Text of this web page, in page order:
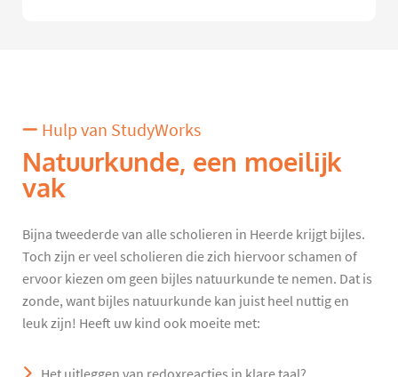
Hulp van StudyWorks
Natuurkunde, een moeilijk
vak
Bijna tweederde van alle scholieren in Heerde krijgt bijles.
Toch zijn er veel scholieren die zich hiervoor schamen of
ervoor kiezen om geen bijles natuurkunde te nemen. Dat is
zonde, want bijles natuurkunde kan juist heel nuttig en
leuk zijn! Heeft uw kind ook moeite met: